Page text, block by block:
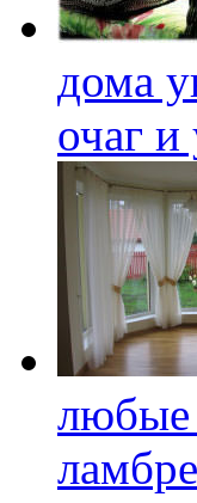
дома
очаг и
любые